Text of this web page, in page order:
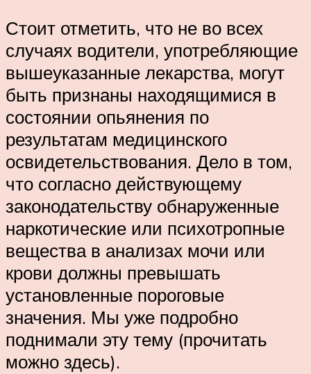
Стоит отметить, что не во всех
случаях водители, употребляющие
вышеуказанные лекарства, могут
быть признаны находящимися в
состоянии опьянения по
результатам медицинского
освидетельствования. Дело в том,
что согласно действующему
законодательству обнаруженные
наркотические или психотропные
вещества в анализах мочи или
крови должны превышать
установленные пороговые
значения. Мы уже подробно
поднимали эту тему (прочитать
можно здесь).